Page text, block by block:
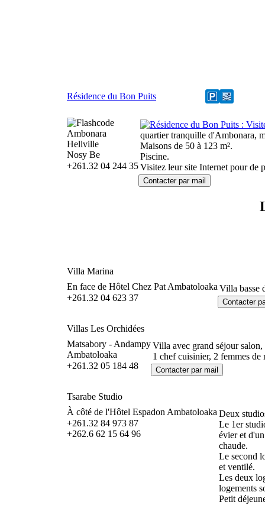
Résidence du Bon Puits
Ambonara
Hellville
Nosy Be
+261.32 04 244 35
quartier tranquille d'Ambonara,
Maisons de 50 à 123 m².
Piscine.
Visitez leur site Internet pour de
Villa Marina
En face de Hôtel Chez Pat Ambatoloaka
+261.32 04 623 37
Villa basse
Villas Les Orchidées
Matsabory - Andampy
Ambatoloaka
+261.32 05 184 48
Villa avec grand séjour salon,
1 chef cuisinier, 2 femmes
Tsarabe Studio
À côté de l'Hôtel Espadon Ambatoloaka
+261.32 84 973 87
+262.6 62 15 64 96
Deux
Le 1er
évier et
chaude.
Le second
et ventilé.
Les deux
logements
Petit